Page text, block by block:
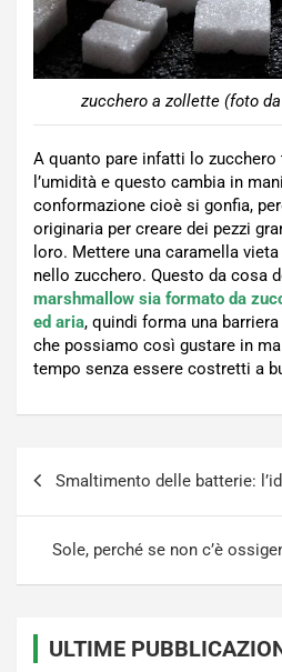
zucchero a zollette (foto
A quanto pare infatti lo
l’umidità e questo cambia in
conformazione cioè si gonfia,
originaria per creare dei pezzi
loro. Mettere una caramella
nello zucchero. Questo da cosa
marshmallow sia formato da
ed aria, quindi forma una
che possiamo così gustare in
tempo senza essere costretti a
Smaltimento delle batterie:
Sole, perché se non c’è
ULTIME